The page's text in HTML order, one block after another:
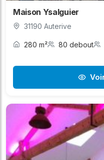
Maison Ysalguier
31190 Auterive
280 m² 80 debout